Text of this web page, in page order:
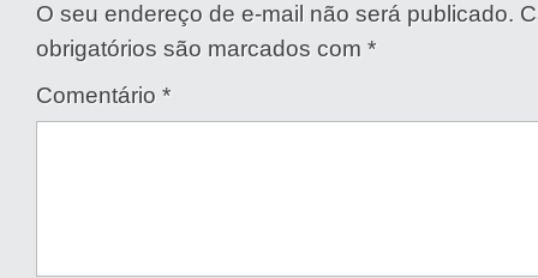
O seu endereço de e-mail não será publicado.
obrigatórios são marcados com *
Comentário *